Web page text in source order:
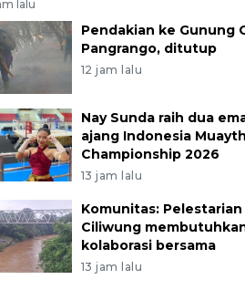
lalu
Pendakian ke Gunung
Pangrango, ditutup
12 jam lalu
Nay Sunda raih dua
ajang Indonesia
Championship 2026
13 jam lalu
Komunitas:
Ciliwung
kolaborasi bersama
13 jam lalu